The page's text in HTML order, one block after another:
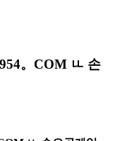
。COM ㅥ 손